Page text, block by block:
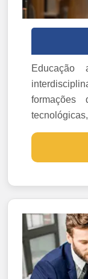
Educação
formações